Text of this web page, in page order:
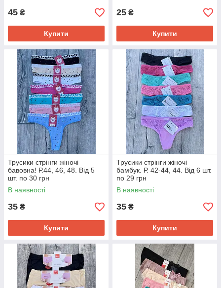
45 ₴
Купити
25 ₴
Купити
Трусики стрінги жіночі
бавовна! Р.44, 46, 48. Від 5
шт. по 30 грн
В наявності
35 ₴
Купити
Трусики стрінги жіночі
бамбук. Р. 42-44, 44. Від 6 шт.
по 29 грн
В наявності
35 ₴
Купити